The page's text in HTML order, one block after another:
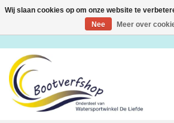
Toggle
Wij slaan cookies op om onze website te
Nee
Meer over